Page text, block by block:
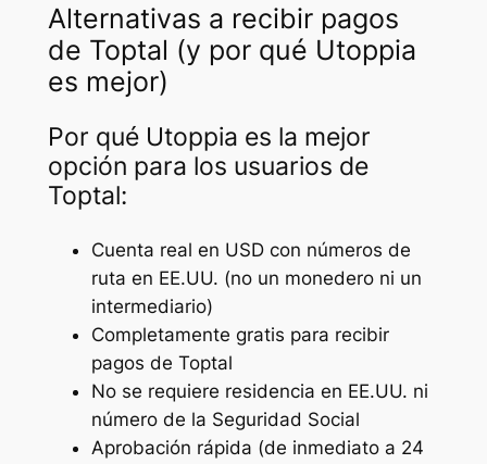
Alternativas a recibir pagos
de Toptal (y por qué Utoppia
es mejor)
Por qué Utoppia es la mejor
opción para los usuarios de
Toptal:
Cuenta real en USD con números de
ruta en EE.UU. (no un monedero ni un
intermediario)
Completamente gratis para recibir
pagos de Toptal
No se requiere residencia en EE.UU. ni
número de la Seguridad Social
Aprobación rápida (de inmediato a 24